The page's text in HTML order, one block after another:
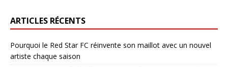
ARTICLES RÉCENTS
Pourquoi le Red Star FC réinvente son maillot avec un nouvel
artiste chaque saison